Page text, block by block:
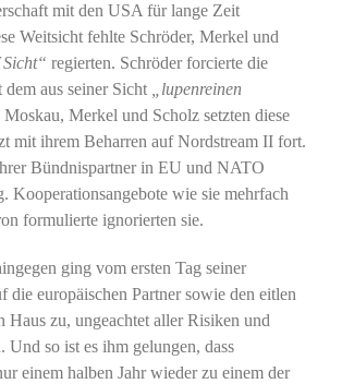
mit den USA für lange Zeit
Weitsicht fehlte Schröder, Merkel und
Sicht“ regierten. Schröder forcierte die
aus seiner Sicht
„lupenreinen
Moskau, Merkel und Scholz setzten diese
mit ihrem Beharren auf Nordstream II fort.
Bündnispartner in EU und NATO
Kooperationsangebote wie sie mehrfach
formulierte ignorierten sie.
ging vom ersten Tag seiner
die europäischen Partner sowie den eitlen
Haus zu, ungeachtet aller Risiken und
Und so ist es ihm gelungen, dass
einem halben Jahr wieder zu einem der